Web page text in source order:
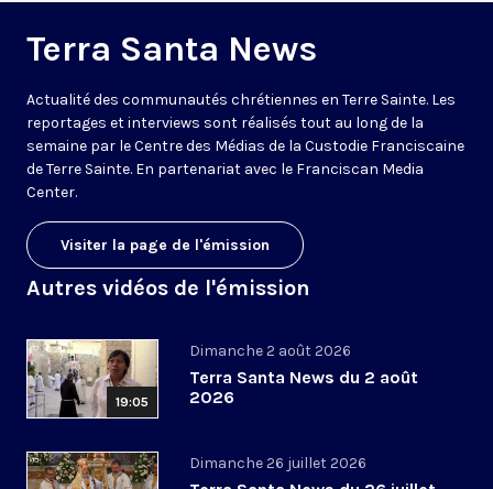
Terra Santa News
Actualité des communautés chrétiennes en Terre Sainte. Les
reportages et interviews sont réalisés tout au long de la
semaine par le Centre des Médias de la Custodie Franciscaine
de Terre Sainte. En partenariat avec le Franciscan Media
Center.
Visiter la page de l'émission
Autres vidéos de l'émission
19:05
Dimanche 2 août 2026
Terra Santa News du 2 août
2026
Dimanche 26 juillet 2026